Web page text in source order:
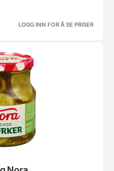
LOGG INN FOR Å SE PRISER